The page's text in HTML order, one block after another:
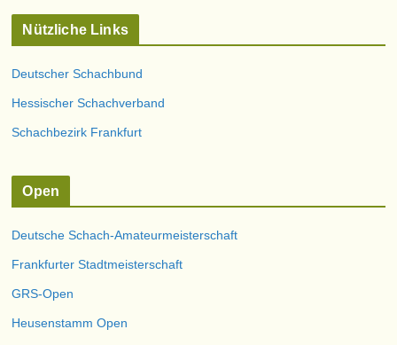
Nützliche Links
Deutscher Schachbund
Hessischer Schachverband
Schachbezirk Frankfurt
Open
Deutsche Schach-Amateurmeisterschaft
Frankfurter Stadtmeisterschaft
GRS-Open
Heusenstamm Open